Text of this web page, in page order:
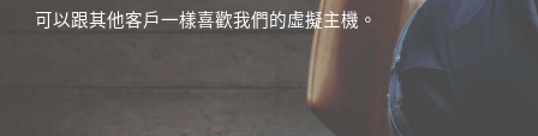
可以跟其他客戶一樣喜歡我們的虛擬主機。